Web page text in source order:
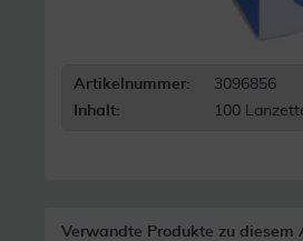
Artikelnummer: 3096856
Inhalt:
100
Verwandte Produkte zu diesem